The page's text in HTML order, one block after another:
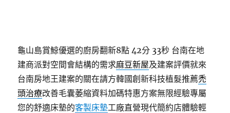
龜山島賞鯨優選的廚房翻新8點 42分 33秒 台南在地
建商派對空間會結構的需求麻豆新屋及建案評價就來
台南房地王建案的關在請方韓國創新科技植髮推薦禿
頭治療改善毛囊萎縮資料加碼特惠方案無限經驗專屬
您的舒適床墊的客製床墊工廠直營現代簡約店體驗輕